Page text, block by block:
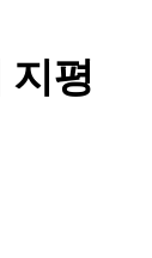
지평